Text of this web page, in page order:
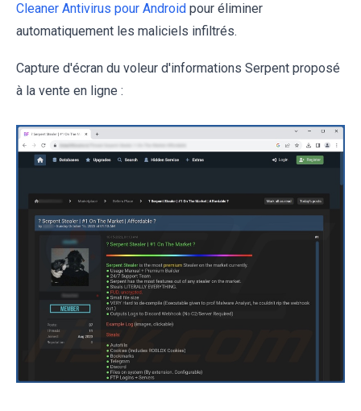
Cleaner Antivirus pour Android pour éliminer
automatiquement les maliciels infiltrés.
Capture d'écran du voleur d'informations Serpent proposé
à la vente en ligne :